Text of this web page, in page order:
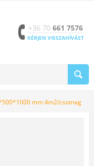
+36 70 661 7576
KÉRJEN VISSZAHÍVÁST
mm 4m2/csomag